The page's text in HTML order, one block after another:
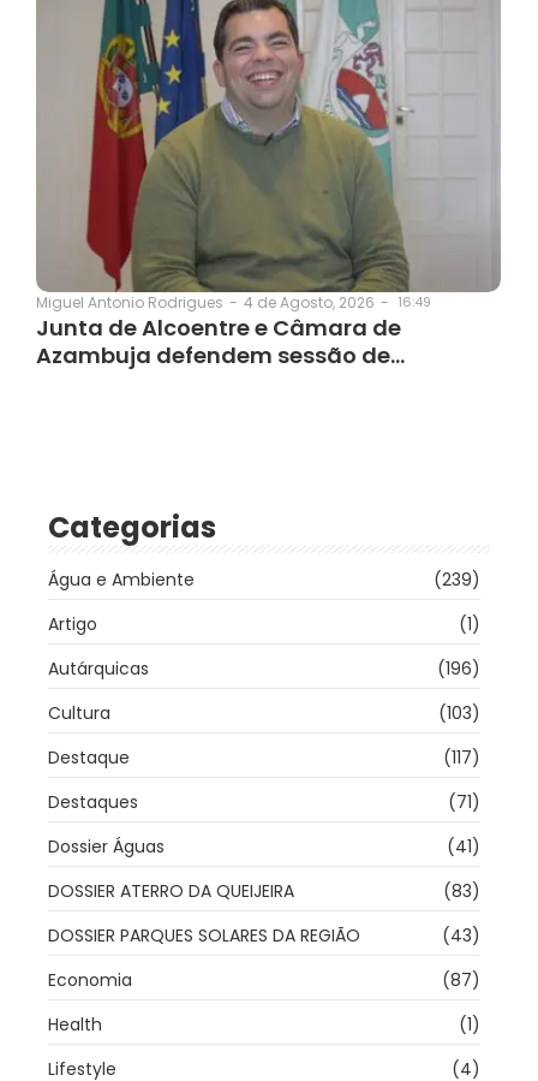
Miguel Antonio Rodrigues - 4 de Agosto, 2026 - 16:49
Junta de Alcoentre e Câmara de
Azambuja defendem sessão de…
Categorias
Água e Ambiente
(239)
Artigo
(1)
Autárquicas
(196)
Cultura
(103)
Destaque
(117)
Destaques
(71)
Dossier Águas
(41)
DOSSIER ATERRO DA QUEIJEIRA
(83)
DOSSIER PARQUES SOLARES DA REGIÃO
(43)
Economia
(87)
Health
(1)
Lifestyle
(4)